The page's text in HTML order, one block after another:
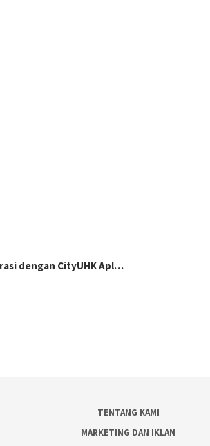
dengan CityUHK Apl…
TENTANG KAMI
MARKETING DAN IKLAN